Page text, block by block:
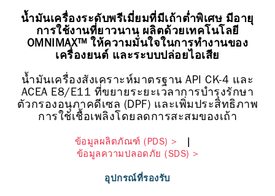
น้ำมันเครื่องระดับพรีเมี่ยมที่มีเถ้าต่ำพิเศษ มีอายุ
การใช้งานที่ยาวนาน ผลิตด้วยเทคโนโลยี
OMNIMAX™️ ให้ความมั่นใจในการทำงานของ
เครื่องยนต์ และระบบปล่อยไอเสีย
น้ำมันเครื่องสังเคราะห์มาตรฐาน API CK-4 และ
ACEA E8/E11 ที่ขยายระยะเวลาการบำรุงรักษา
ตัวกรองอนุภาคดีเซล (DPF) และเพิ่มประสิทธิภาพ
การใช้เชื้อเพลิงโดยลดการสะสมของเถ้า
ข้อมูลผลิตภัณฑ์ (PDS) > |
ข้อมูลความปลอดภัย (SDS) >
อุปกรณ์ที่รองรับ